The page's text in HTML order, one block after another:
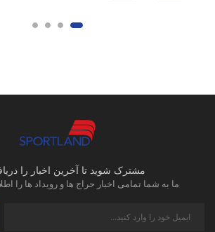
مشترک شوید تا آخرین اخبار را
ما به شما تمامی اخبار حراج ها و رویداد ها را